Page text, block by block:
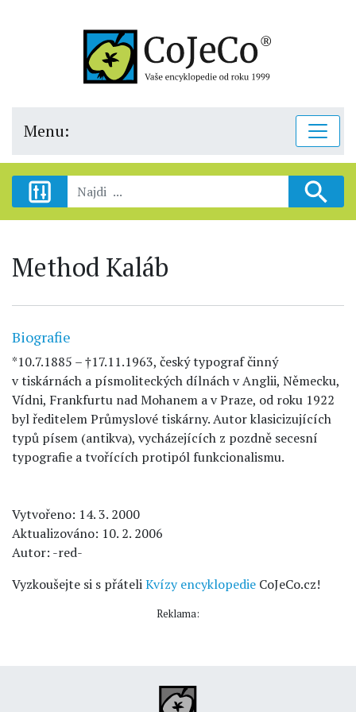
Menu:
Method Kaláb
Biografie
*10.7.1885 – †17.11.1963, český typograf činný
v tiskárnách a písmoliteckých dílnách v Anglii, Německu,
Vídni, Frankfurtu nad Mohanem a v Praze, od roku 1922
byl ředitelem Průmyslové tiskárny. Autor klasicizujících
typů písem (antikva), vycházejících z pozdně secesní
typografie a tvořících protipól funkcionalismu.
Vytvořeno: 14. 3. 2000
Aktualizováno: 10. 2. 2006
Autor: -red-
Vyzkoušejte si s přáteliKvízy encyklopedie CoJeCo.cz!
Reklama: